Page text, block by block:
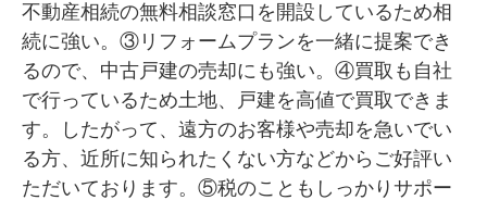
不動産相続の無料相談窓口を開設しているため相
続に強い。③リフォームプランを一緒に提案でき
るので、中古戸建の売却にも強い。④買取も自社
で行っているため土地、戸建を高値で買取できま
す。したがって、遠方のお客様や売却を急いでい
る方、近所に知られたくない方などからご好評い
ただいております。⑤税のこともしっかりサポー